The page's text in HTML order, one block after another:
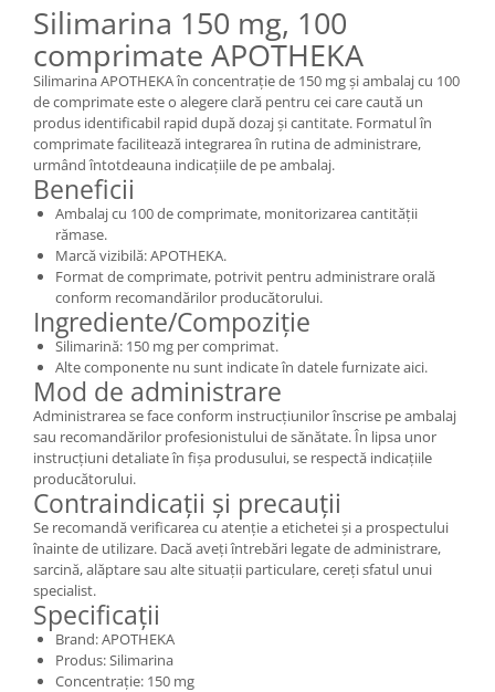
Silimarina 150 mg, 100
comprimate APOTHEKA
Silimarina APOTHEKA în concentrație de 150 mg și ambalaj cu 100
de comprimate este o alegere clară pentru cei care caută un
produs identificabil rapid după dozaj și cantitate. Formatul în
comprimate facilitează integrarea în rutina de administrare,
urmând întotdeauna indicațiile de pe ambalaj.
Beneficii
Ambalaj cu 100 de comprimate, monitorizarea cantității
rămase.
Marcă vizibilă: APOTHEKA.
Format de comprimate, potrivit pentru administrare orală
conform recomandărilor producătorului.
Ingrediente/Compoziție
Silimarină: 150 mg per comprimat.
Alte componente nu sunt indicate în datele furnizate aici.
Mod de administrare
Administrarea se face conform instrucțiunilor înscrise pe ambalaj
sau recomandărilor profesionistului de sănătate. În lipsa unor
instrucțiuni detaliate în fișa produsului, se respectă indicațiile
producătorului.
Contraindicații și precauții
Se recomandă verificarea cu atenție a etichetei și a prospectului
înainte de utilizare. Dacă aveți întrebări legate de administrare,
sarcină, alăptare sau alte situații particulare, cereți sfatul unui
specialist.
Specificații
Brand: APOTHEKA
Produs: Silimarina
Concentrație: 150 mg